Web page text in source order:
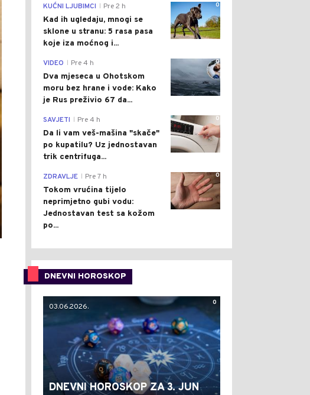
0
KUĆNI LJUBIMCI Pre 2 h
Kad ih ugledaju, mnogi se
sklone u stranu: 5 rasa pasa
koje iza moćnog i...
0
VIDEO Pre 4 h
Dva mjeseca u Ohotskom
moru bez hrane i vode: Kako
je Rus preživio 67 da...
0
SAVJETI Pre 4 h
Da li vam veš-mašina "skače"
po kupatilu? Uz jednostavan
trik centrifuga...
0
ZDRAVLJE Pre 7 h
Tokom vrućina tijelo
neprimjetno gubi vodu:
Jednostavan test sa kožom
po...
DNEVNI HOROSKOP
0
03.06.2026.
DNEVNI HOROSKOP ZA 3. JUN